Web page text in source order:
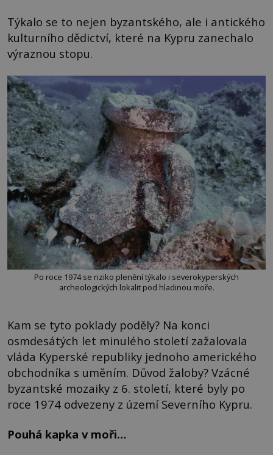
Týkalo se to nejen byzantského, ale i antického
kulturního dědictví, které na Kypru zanechalo
výraznou stopu.
Po roce 1974 se riziko plenění týkalo i severokyperských
archeologických lokalit pod hladinou moře.
Kam se tyto poklady poděly? Na konci
osmdesátých let minulého století zažalovala
vláda Kyperské republiky jednoho amerického
obchodníka s uměním. Důvod žaloby? Vzácné
byzantské mozaiky z 6. století, které byly po
roce 1974 odvezeny z území Severního Kypru.
Pouhá kapka v moři…